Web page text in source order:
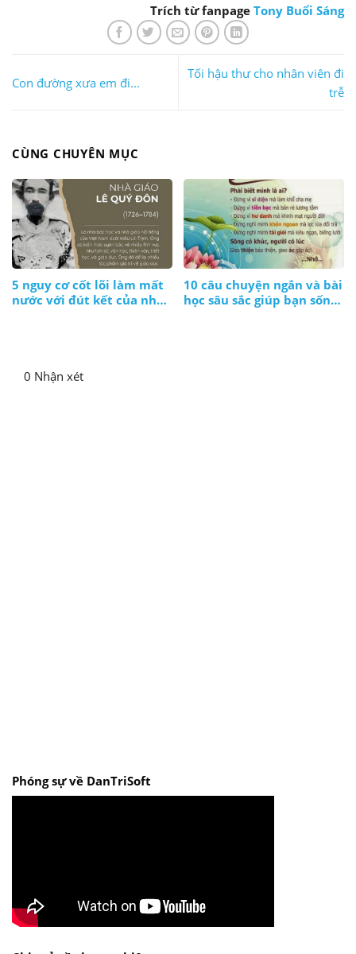
Trích từ fanpage Tony Buổi Sáng
Con đường xưa em đi...
Tối hậu thư cho nhân viên đi
trễ
CÙNG CHUYÊN MỤC
5 nguy cơ cốt lõi làm mất
nước với đút kết của nhà
10 câu chuyện ngắn và bài
học sâu sắc giúp bạn sống
0 Nhận xét
Phóng sự về DanTriSoft